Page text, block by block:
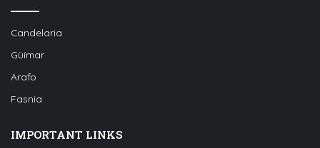
Candelaria
Güímar
Arafo
Fasnia
IMPORTANT LINKS